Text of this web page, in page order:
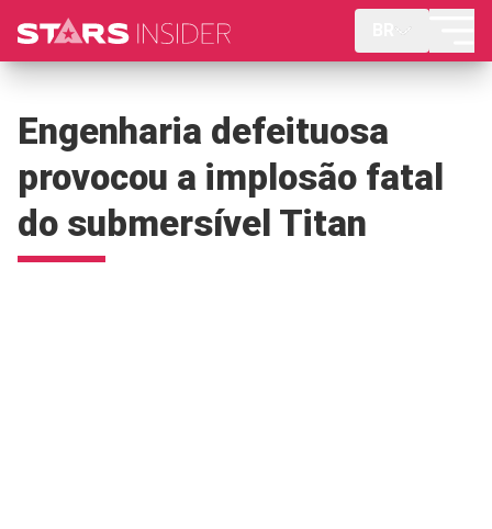
Engenharia defeituosa
provocou a implosão fatal
do submersível Titan